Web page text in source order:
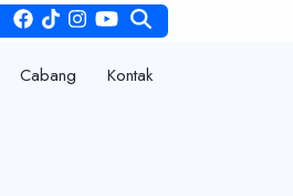
Cabang Kontak